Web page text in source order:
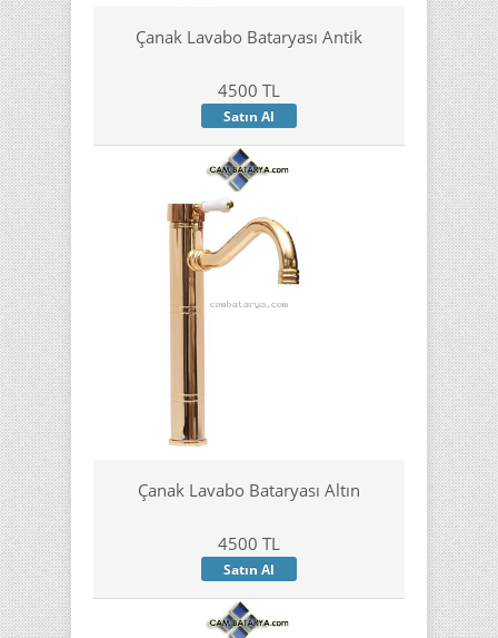
Çanak Lavabo Bataryası Antik
4500 TL
Satın Al
Çanak Lavabo Bataryası Altın
4500 TL
Satın Al